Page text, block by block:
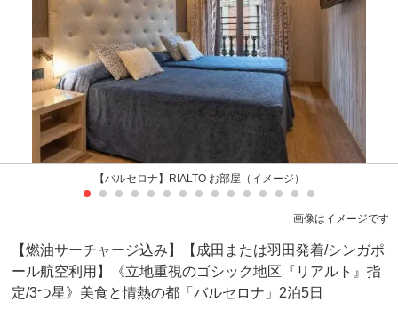
【バルセロナ】RIALTO お部屋（イメージ）
画像はイメージです
【燃油サーチャージ込み】【成田または羽田発着/シンガポ
ール航空利用】《立地重視のゴシック地区『リアルト』指
定/3つ星》美食と情熱の都「バルセロナ」2泊5日